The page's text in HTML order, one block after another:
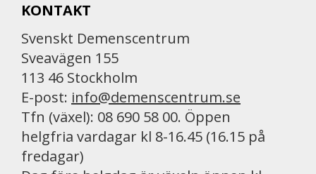
KONTAKT
Svenskt Demenscentrum
Sveavägen 155
113 46 Stockholm
E-post: info@demenscentrum.se
Tfn (växel): 08 690 58 00. Öppen
helgfria vardagar kl 8-16.45 (16.15 på
fredagar)